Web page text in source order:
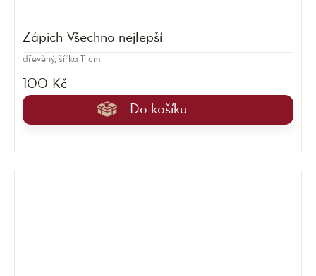
Zápich Všechno nejlepší
100 Kč
Do košíku
dřevěný, šířka 11 cm